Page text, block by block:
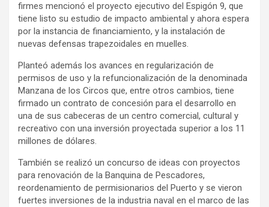
firmes mencionó el proyecto ejecutivo del Espigón 9, que
tiene listo su estudio de impacto ambiental y ahora espera
por la instancia de financiamiento, y la instalación de
nuevas defensas trapezoidales en muelles.
Planteó además los avances en regularización de
permisos de uso y la refuncionalización de la denominada
Manzana de los Circos que, entre otros cambios, tiene
firmado un contrato de concesión para el desarrollo en
una de sus cabeceras de un centro comercial, cultural y
recreativo con una inversión proyectada superior a los 11
millones de dólares.
También se realizó un concurso de ideas con proyectos
para renovación de la Banquina de Pescadores,
reordenamiento de permisionarios del Puerto y se vieron
fuertes inversiones de la industria naval en el marco de las